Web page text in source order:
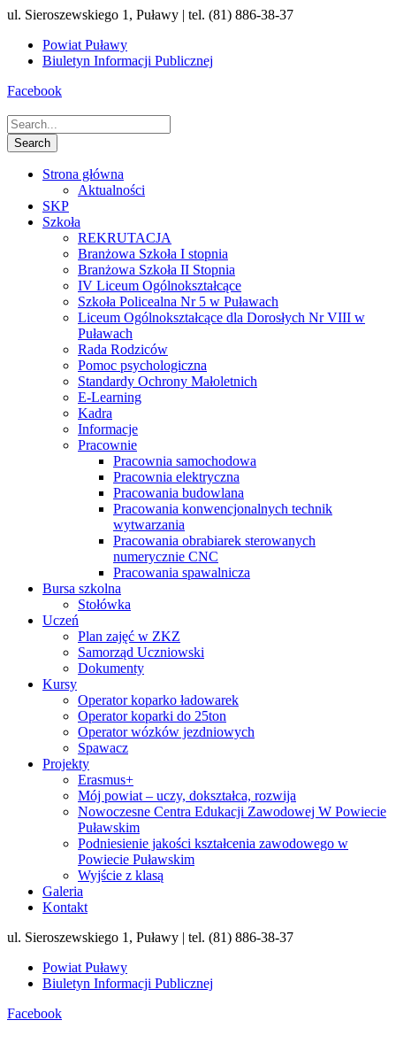
ul. Sieroszewskiego 1, Puławy | tel. (81) 886-38-37
Powiat Puławy
Biuletyn Informacji Publicznej
Facebook
Strona główna
Aktualności
SKP
Szkoła
REKRUTACJA
Branżowa Szkoła I stopnia
Branżowa Szkoła II Stopnia
IV Liceum Ogólnokształcące
Szkoła Policealna Nr 5 w Puławach
Liceum Ogólnokształcące dla Dorosłych Nr VIII w
Puławach
Rada Rodziców
Pomoc psychologiczna
Standardy Ochrony Małoletnich
E-Learning
Kadra
Informacje
Pracownie
Pracownia samochodowa
Pracownia elektryczna
Pracowania budowlana
Pracowania konwencjonalnych technik
wytwarzania
Pracowania obrabiarek sterowanych
numerycznie CNC
Pracowania spawalnicza
Bursa szkolna
Stołówka
Uczeń
Plan zajęć w ZKZ
Samorząd Uczniowski
Dokumenty
Kursy
Operator koparko ładowarek
Operator koparki do 25ton
Operator wózków jezdniowych
Spawacz
Projekty
Erasmus+
Mój powiat – uczy, dokształca, rozwija
Nowoczesne Centra Edukacji Zawodowej W Powiecie
Puławskim
Podniesienie jakości kształcenia zawodowego w
Powiecie Puławskim
Wyjście z klasą
Galeria
Kontakt
ul. Sieroszewskiego 1, Puławy | tel. (81) 886-38-37
Powiat Puławy
Biuletyn Informacji Publicznej
Facebook